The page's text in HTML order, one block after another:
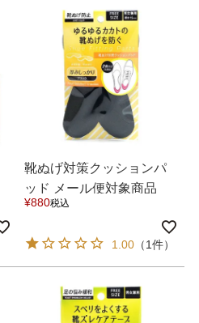
注文履歴
クーポン
レインシューズ
モカシン
靴ぬげ対策クッションパ
ッド メール便対象商品
【試着チケット対象外】
¥880税込
1.00 （1件）